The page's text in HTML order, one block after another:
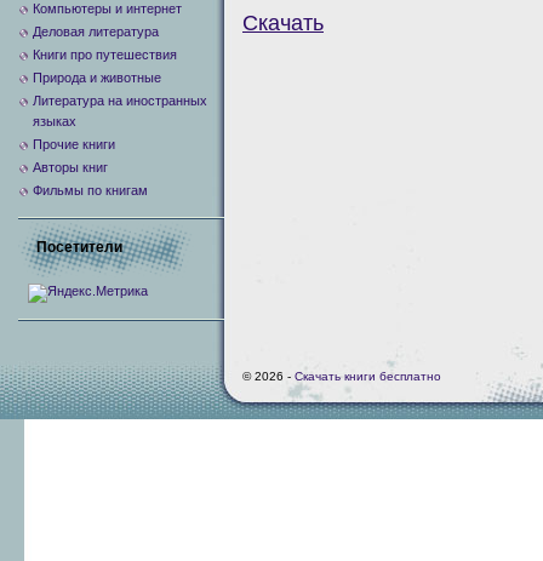
Скачать
Компьютеры и интернет
Деловая литература
Книги про путешествия
Природа и животные
Литература на иностранных
языках
Прочие книги
Авторы книг
Фильмы по книгам
Посетители
© 2026 - Скачать книги бесплатно